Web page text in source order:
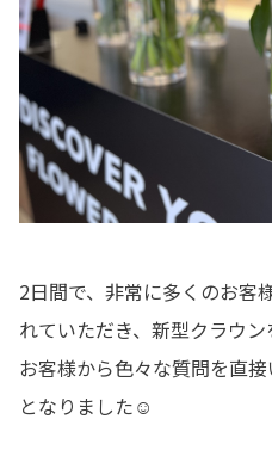
2日間で、非常に多くのお客
れていただき、新型クラウン
お客様から色々な質問を直
となりました☺️